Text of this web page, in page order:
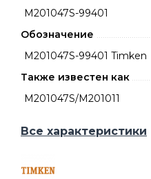
M201047S-99401
Обозначение
M201047S-99401 Timken
Также известен как
M201047S/M201011
Все характеристики